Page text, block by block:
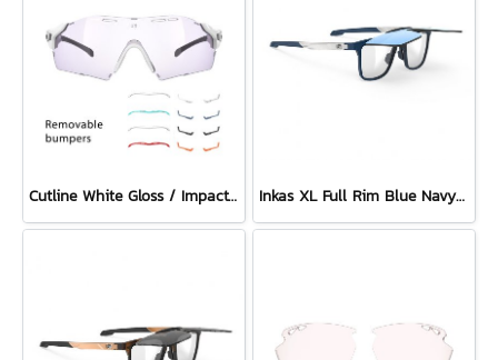
Cutline White Gloss / ImpactX Photochromic 2 Laser Purple with bumpers set Inkas XL Full Rim Blue Navy Matte - Multilaser Ice